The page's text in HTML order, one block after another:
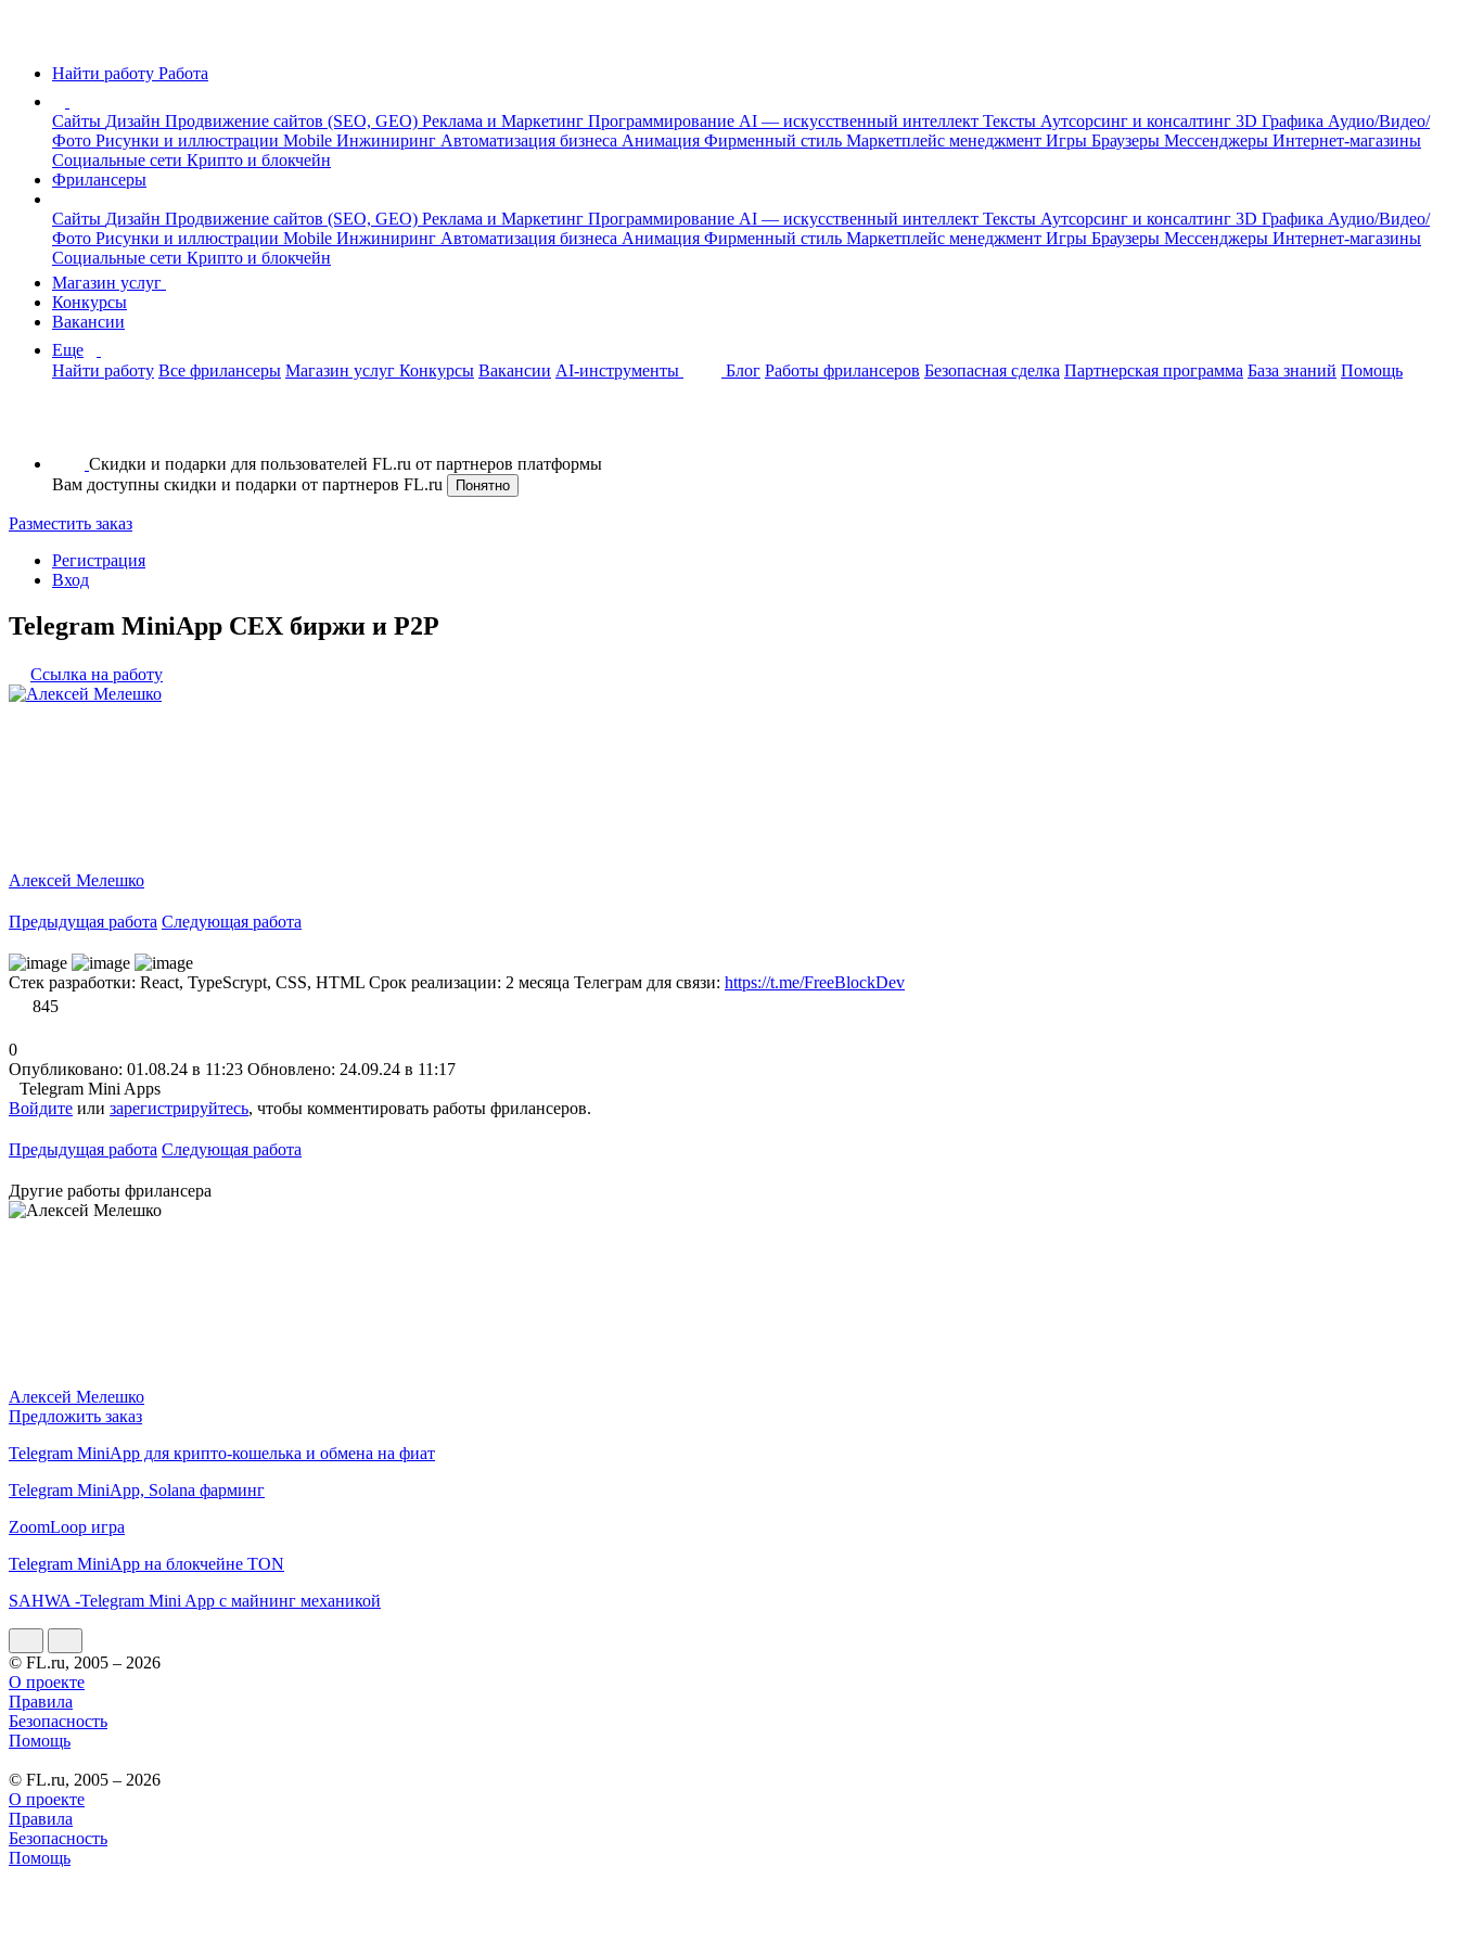
Найти работу Работа
Сайты Дизайн Продвижение сайтов (SEO, GEO) Реклама и Маркетинг Программирование AI — искусственный интеллект Тексты Аутсорсинг и консалтинг 3D Графика Аудио/Видео/
Фото Рисунки и иллюстрации Mobile Инжиниринг Автоматизация бизнеса Анимация Фирменный стиль Маркетплейс менеджмент Игры Браузеры Мессенджеры Интернет-магазины
Социальные сети Крипто и блокчейн
Фрилансеры
Сайты Дизайн Продвижение сайтов (SEO, GEO) Реклама и Маркетинг Программирование AI — искусственный интеллект Тексты Аутсорсинг и консалтинг 3D Графика Аудио/Видео/
Фото Рисунки и иллюстрации Mobile Инжиниринг Автоматизация бизнеса Анимация Фирменный стиль Маркетплейс менеджмент Игры Браузеры Мессенджеры Интернет-магазины
Социальные сети Крипто и блокчейн
Магазин услуг
Конкурсы
Вакансии
Еще
Найти работу Все фрилансеры Магазин услуг Конкурсы Вакансии AI-инструменты Блог Работы фрилансеров Безопасная сделка Партнерская программа База знаний Помощь
Скидки и подарки для пользователей FL.ru от партнеров платформы
Вам доступны скидки и подарки от партнеров FL.ru
Понятно
Разместить заказ
Регистрация
Вход
Telegram MiniApp CEX биржи и P2P
Ссылка на работу
Алексей Мелешко
Предыдущая работа Следующая работа
Стек разработки: React, TypeScrypt, CSS, HTML Срок реализации: 2 месяца Телеграм для связи: https://t.me/FreeBlockDev
845
0
Опубликовано: 01.08.24 в 11:23 Обновлено: 24.09.24 в 11:17
Telegram Mini Apps
Войдите или зарегистрируйтесь, чтобы комментировать работы фрилансеров.
Предыдущая работа Следующая работа
Другие работы фрилансера
Алексей Мелешко
Предложить заказ
Telegram MiniApp для крипто-кошелька и обмена на фиат
Telegram MiniApp, Solana фарминг
ZoomLoop игра
Telegram MiniApp на блокчейне TON
SAHWA -Telegram Mini App с майнинг механикой
© FL.ru, 2005 – 2026
О проекте
Правила
Безопасность
Помощь
© FL.ru, 2005 – 2026
О проекте
Правила
Безопасность
Помощь